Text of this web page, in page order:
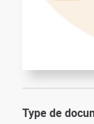
Type de